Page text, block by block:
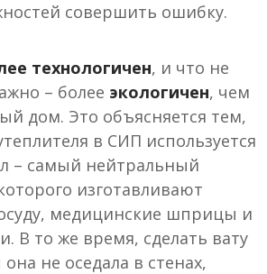
совершить ошибку.
технологичен, и что не
– более экологичен, чем
дом. Это объясняется тем,
в СИП используется
– самый нейтральный
изготавливают
медицинские шприцы и
В то же время, сделать вату
не оседала в стенах,